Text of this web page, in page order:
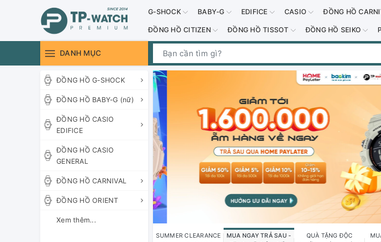
G-SHOCK BABY-G EDIFICE CASIO ĐỒNG HỒ
ĐỒNG HỒ CITIZEN ĐỒNG HỒ TISSOT ĐỒNG HỒ SEIKO
DANH MỤC
ĐỒNG HỒ G-SHOCK
ĐỒNG HỒ BABY-G (nữ)
ĐỒNG HỒ CASIO
EDIFICE
ĐỒNG HỒ CASIO
GENERAL
ĐỒNG HỒ CARNIVAL
ĐỒNG HỒ ORIENT
Xem thêm...
SUMMER CLEARANCE
MUA NGAY TRẢ SAU -
QUÀ TẶNG ĐỘC